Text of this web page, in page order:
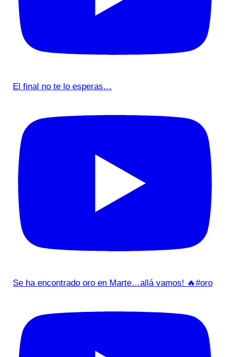
El final no te lo esperas…
Se ha encontrado oro en Marte…allá vamos! 🔥#oro